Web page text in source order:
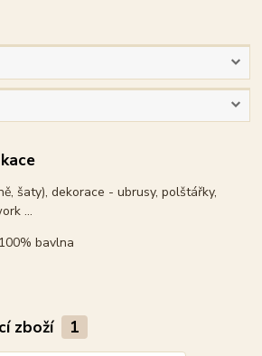
šaty), dekorace - ubrusy, polštářky,
...
100% bavlna
zboží 1